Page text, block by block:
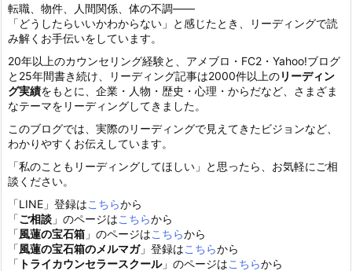
転職、物件、人間関係、体の不調——
「どうしたらいいかわからない」と感じたとき、リーディングで読
み解くお手伝いをしています。
20年以上のカウンセリング経験と、アメブロ・FC2・Yahoo!ブログ
と25年間書き続け、リーディング記事は2000件以上のリーディン
グ実績をもとに、企業・人物・歴史・心理・からだなど、さまざま
なテーマをリーディングしてきました。
このブログでは、実際のリーディングで見えてきたビジョンなど、
わかりやすくお伝えしています。
「私のこともリーディングしてほしい」と思ったら、お気軽にご相
談ください。
「LINE」登録はこちらから
「ご相談 」のページはこちらから
「風蓮の宝石箱 」のページはこちらから
「風蓮の宝石箱のメルマガ」登録はこちらから
「 トライカウンセラースクール」のページはこちらから